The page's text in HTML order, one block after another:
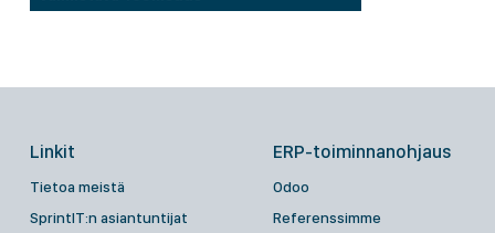
Linkit
Tietoa meistä
SprintIT:n asiantuntijat
ERP-toiminnanohjaus
Odoo
Referenssimme